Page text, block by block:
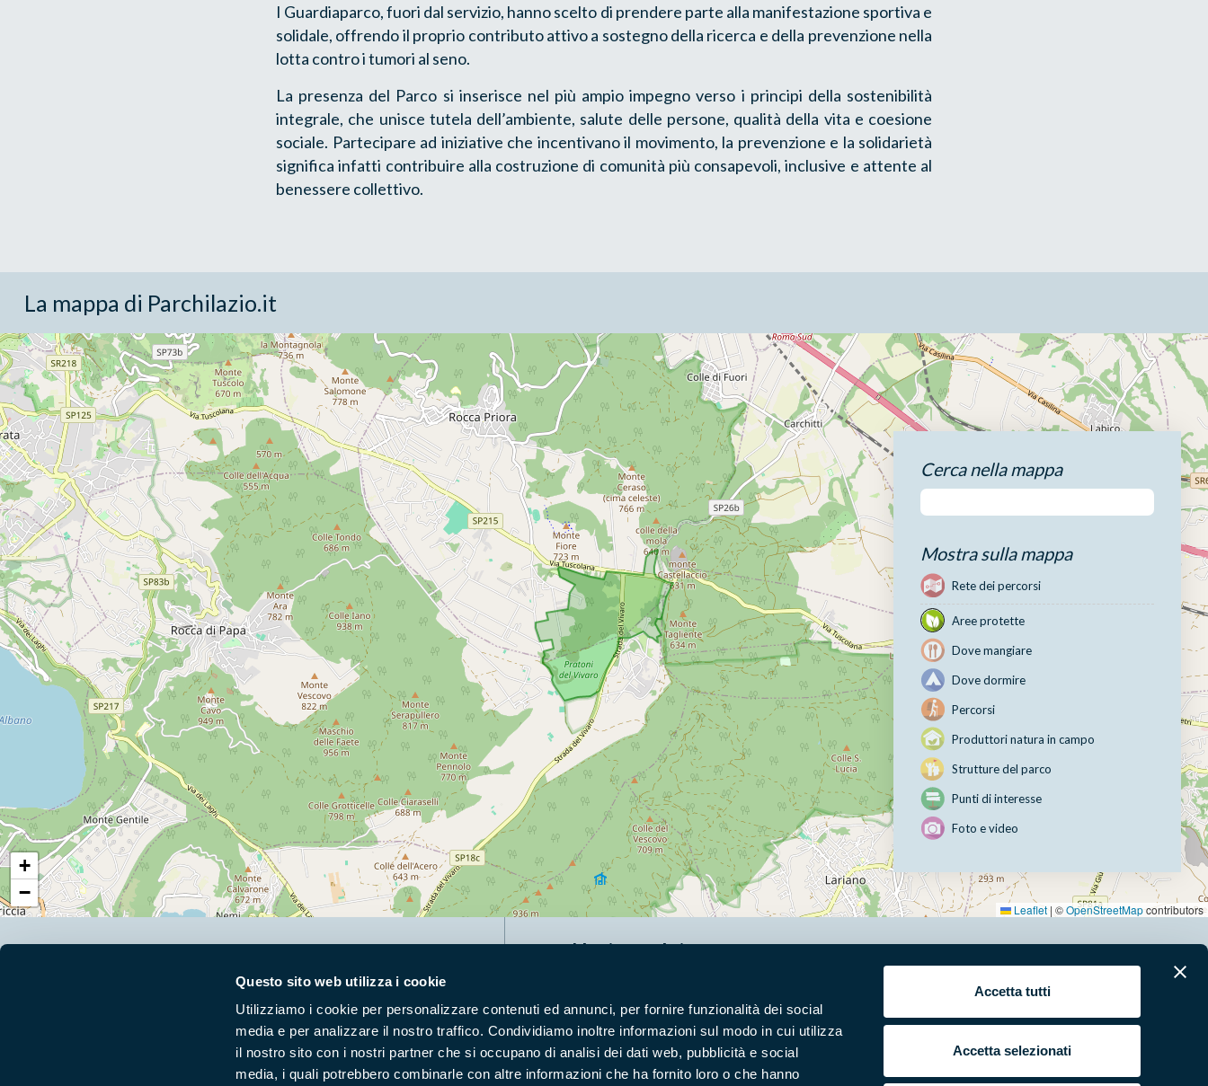
Questo sito web utilizza i cookie
Utilizziamo i cookie per personalizzare contenuti ed annunci, per fornire funzionalità dei social
media e per analizzare il nostro traffico. Condividiamo inoltre informazioni sul modo in cui utilizza
il nostro sito con i nostri partner che si occupano di analisi dei dati web, pubblicità e social
media, i quali potrebbero combinarle con altre informazioni che ha fornito loro o che hanno
Accetta tutti
Accetta selezionati
I Guardiaparco, fuori dal servizio, hanno scelto di prendere parte alla manifestazione sportiva e
solidale, offrendo il proprio contributo attivo a sostegno della ricerca e della prevenzione nella
lotta contro i tumori al seno.
La presenza del Parco si inserisce nel più ampio impegno verso i principi della sostenibilità
integrale, che unisce tutela dell’ambiente, salute delle persone, qualità della vita e coesione
sociale. Partecipare ad iniziative che incentivano il movimento, la prevenzione e la solidarietà
significa infatti contribuire alla costruzione di comunità più consapevoli, inclusive e attente al
benessere collettivo.
La mappa di Parchilazio.it
+
−
Leaflet | ©OpenStreetMapcontributors
Cerca nella mappa
Mostra sulla mappa
Rete dei percorsi
Aree protette
Dove mangiare
Dove dormire
Percorsi
Produttori natura in campo
Strutture del parco
Punti di interesse
Foto e video
Naviga nel sito
News e appuntamenti
Enti di gestione
Natura
Punti di interesse
Storie
Foto e Video
Pubblicazioni
Prodotti Natura in Campo
Aziende Natura in Campo Programmi e progetti